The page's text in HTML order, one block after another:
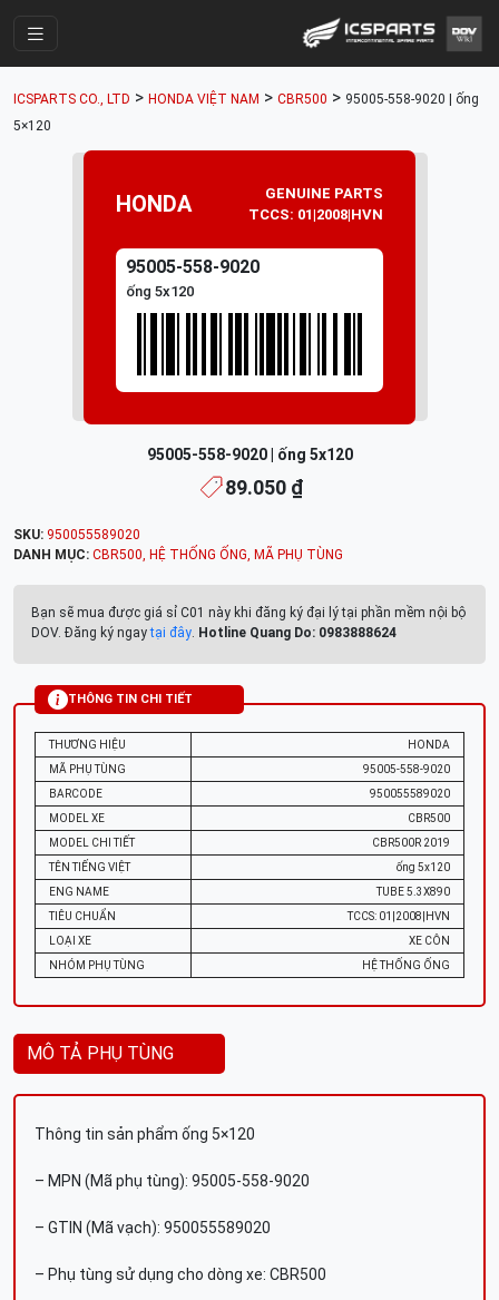
Mã Phụ Tùng
Nhóm Phụ Tùng
ICSPARTS CO., LTD > HONDA VIỆT NAM > CBR500 > 95005-558-9020 | ống
5×120
HONDA
GENUINE PARTS
TCCS: 01|2008|HVN
95005-558-9020
ống 5x120
95005-558-9020 | ống 5x120
89.050 ₫
SKU: 950055589020
DANH MỤC: CBR500, HỆ THỐNG ỐNG, MÃ PHỤ TÙNG
Bạn sẽ mua được giá sỉ C01 này khi đăng ký đại lý tại phần mềm nội bộ
DOV. Đăng ký ngaytại đây. Hotline Quang Do: 0983888624
THÔNG TIN CHI TIẾT
THƯƠNG HIỆU
HONDA
MÃ PHỤ TÙNG
95005-558-9020
BARCODE
950055589020
MODEL XE
CBR500
MODEL CHI TIẾT
CBR500R 2019
TÊN TIẾNG VIỆT
ống 5x120
ENG NAME
TUBE 5.3X890
TIÊU CHUẨN
TCCS: 01|2008|HVN
LOẠI XE
XE CÔN
NHÓM PHỤ TÙNG
HỆ THỐNG ỐNG
MÔ TẢ PHỤ TÙNG
Thông tin sản phẩm ống 5×120
– MPN (Mã phụ tùng): 95005-558-9020
– GTIN (Mã vạch): 950055589020
– Phụ tùng sử dụng cho dòng xe: CBR500